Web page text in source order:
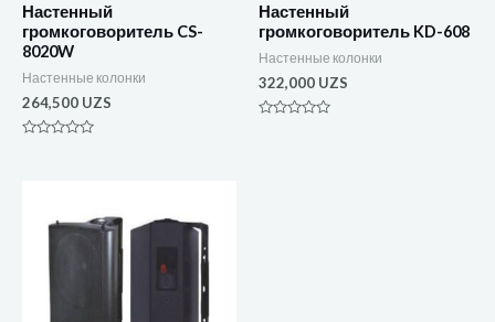
Настенный
громкоговоритель CS-
8020W
Настенные колонки
264,500 UZS
Настенный
громкоговоритель KD-608
Настенные колонки
322,000 UZS